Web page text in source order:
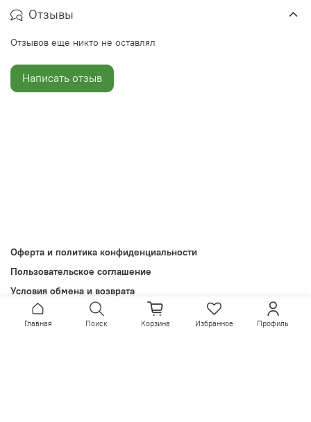
Отзывы
Отзывов еще никто не оставлял
Написать отзыв
Оферта и политика конфиденциальности
Пользовательское соглашение
Условия обмена и возврата
Обратная связь
Главная Поиск Корзина Избранное Профиль